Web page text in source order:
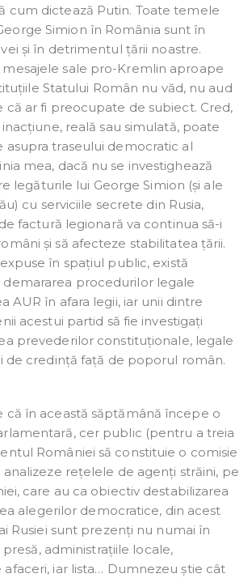
cum dictează Putin. Toate temele
Simion în România sunt în
și în detrimentul țării noastre.
mesajele sale pro-Kremlin aproape
Statului Român nu văd, nu aud
că ar fi preocupate de subiect. Cred,
reală sau simulată, poate
asupra traseului democratic al
mea, dacă nu se investighează
legăturile lui George Simion (și ale
cu serviciile secrete din Rusia,
factură legionară va continua să-i
și să afecteze stabilitatea țării.
în spațiul public, există
procedurilor legale
AUR în afara legii, iar unii dintre
acestui partid să fie investigați
prevederilor constituționale, legale
de credință față de poporul român.
că în această săptămână începe o
cer public (pentru a treia
României să constituie o comisie
analizeze rețelele de agenți străini, pe
care au ca obiectiv destabilizarea
alegerilor democratice, din acest
Rusiei sunt prezenți nu numai în
administrațiile locale,
iar lista… Dumnezeu știe cât